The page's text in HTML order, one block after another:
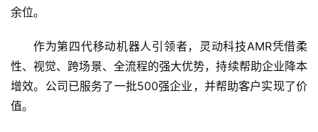
页
融
余位。
作为第四代移动机器人引领者，灵动科技AMR凭借柔
性、视觉、跨场景、全流程的强大优势，持续帮助企业降本
增效。公司已服务了一批500强企业，并帮助客户实现了价
值。